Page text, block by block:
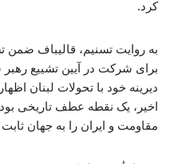
کرد.
به روایت تسنیم، قالیباف ضمن
برای شرکت در آیین تشییع رهبر
دیرینه خود با تحولات لبنان
اخیر، یک نقطه عطف تاریخی
مقاومت و ایران را به جهان